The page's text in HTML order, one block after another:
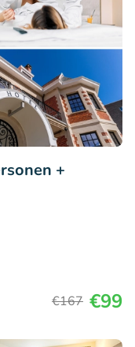
+
€167 €99